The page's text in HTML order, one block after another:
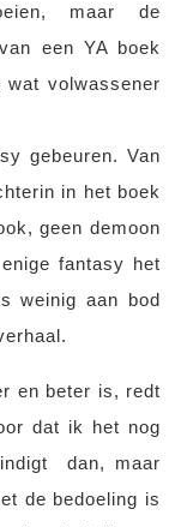
maar de
een YA boek
volwassener
gebeuren. Van
in het boek
geen demoon
fantasy het
weinig aan bod
en beter is, redt
dat ik het nog
dan, maar
de bedoeling is